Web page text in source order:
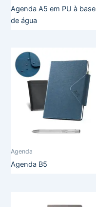
Agenda A5 em PU à base
de água
Agenda
Agenda B5